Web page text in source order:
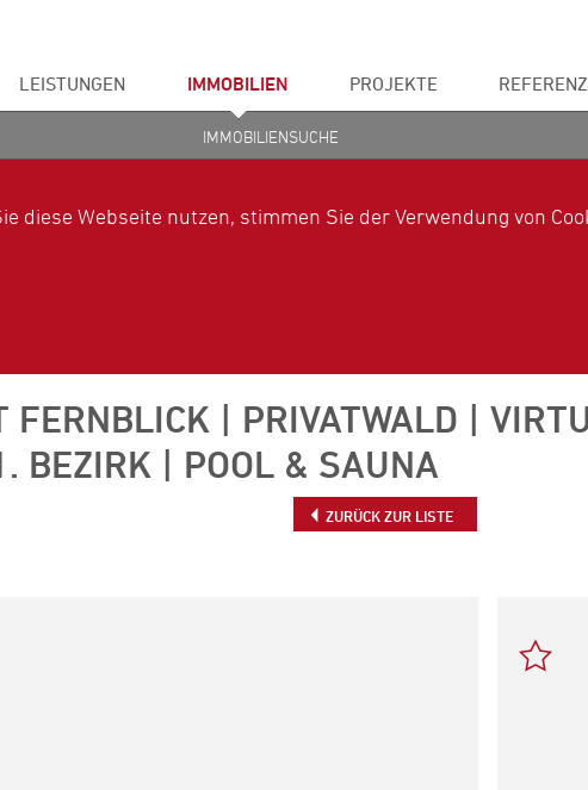
LEISTUNGEN IMMOBILIEN PROJEKTE
IMMOBILIENSUCHE
diese Webseite nutzen, stimmen Sie der Verwendung von
FERNBLICK | PRIVATWALD |
BEZIRK | POOL & SAUNA
ZURÜCK ZUR LISTE